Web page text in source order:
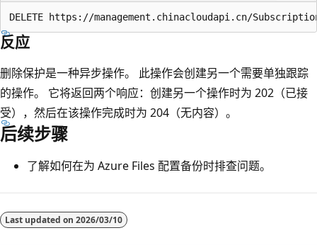
反应
删除保护是一种异步操作。 此操作会创建另一个需要单独跟踪
的操作。 它将返回两个响应：创建另一个操作时为 202（已接
受），然后在该操作完成时为 204（无内容）。
后续步骤
了解如何在为 Azure Files 配置备份时排查问题。
Last updated on 2026/03/10